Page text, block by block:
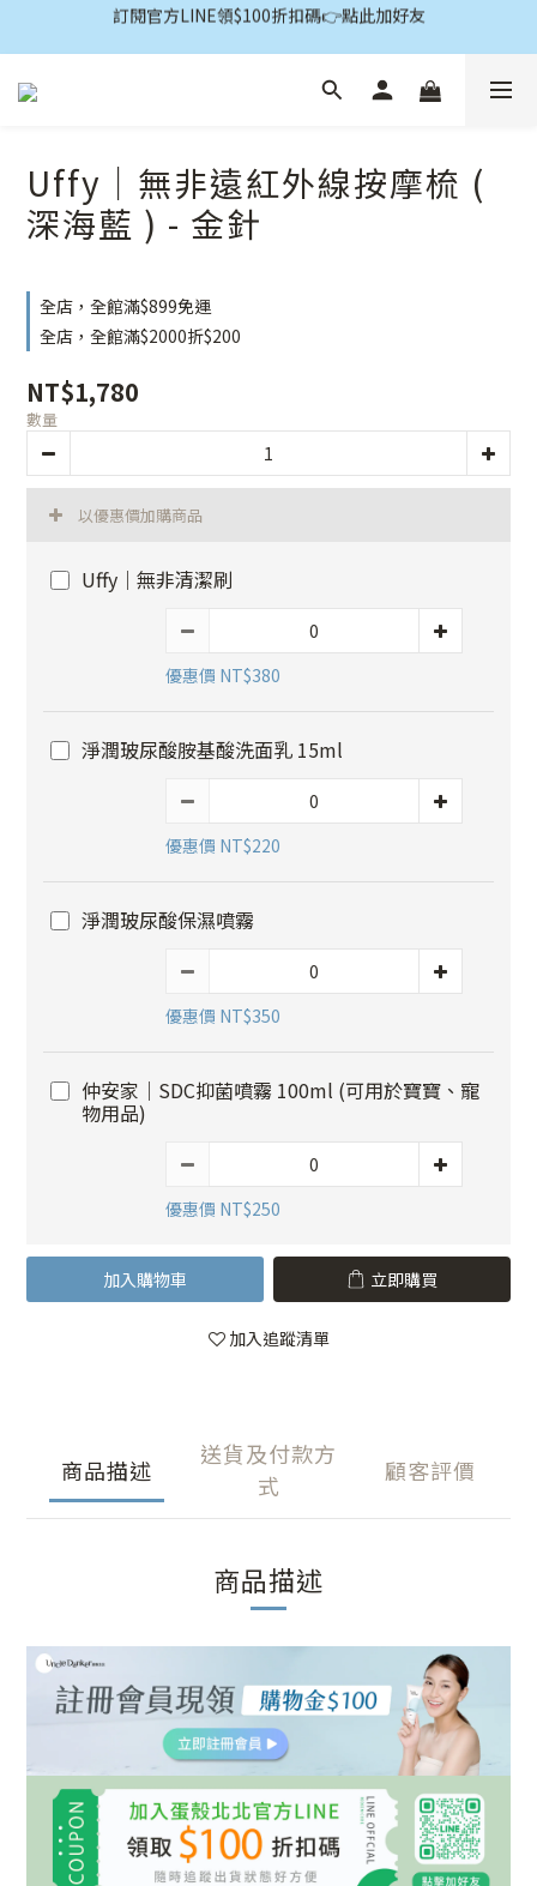
註冊會員享$100購物金👉點此註冊
註冊會員享$100購物金👉點此註冊
Uffy｜無非遠紅外線按摩梳 (
深海藍 ) - 金針
全店，全館滿$899免運
全店，全館滿$2000折$200
NT$1,780
數量
以優惠價加購商品
Uffy｜無非清潔刷
優惠價 NT$380
淨潤玻尿酸胺基酸洗面乳 15ml
優惠價 NT$220
淨潤玻尿酸保濕噴霧
優惠價 NT$350
仲安家｜SDC抑菌噴霧 100ml (可用於寶寶、寵
物用品)
優惠價 NT$250
加入購物車 立即購買
加入追蹤清單
商品描述
送貨及付款方
式
顧客評價
商品描述